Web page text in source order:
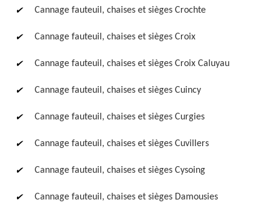
Cannage fauteuil, chaises et sièges Crochte
Cannage fauteuil, chaises et sièges Croix
Cannage fauteuil, chaises et sièges Croix Caluyau
Cannage fauteuil, chaises et sièges Cuincy
Cannage fauteuil, chaises et sièges Curgies
Cannage fauteuil, chaises et sièges Cuvillers
Cannage fauteuil, chaises et sièges Cysoing
Cannage fauteuil, chaises et sièges Damousies